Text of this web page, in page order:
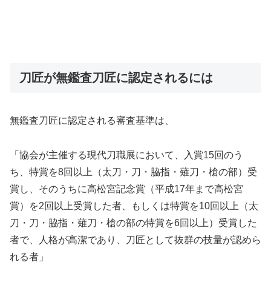
刀匠が無鑑査刀匠に認定されるには
無鑑査刀匠に認定される審査基準は、
「協会が主催する現代刀職展において、入賞15回のう
ち、特賞を8回以上（太刀・刀・脇指・薙刀・槍の部）受
賞し、そのうちに高松宮記念賞（平成17年まで高松宮
賞）を2回以上受賞した者、もしくは特賞を10回以上（太
刀・刀・脇指・薙刀・槍の部の特賞を6回以上）受賞した
者で、人格が高潔であり、刀匠として抜群の技量が認めら
れる者」